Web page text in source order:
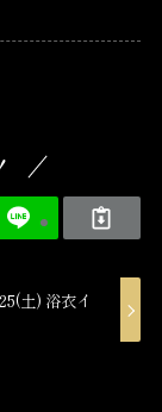
土) 浴衣イ